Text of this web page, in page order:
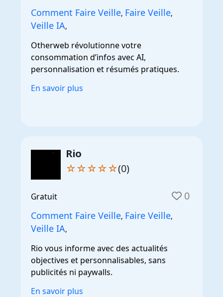
Comment Faire Veille, Faire Veille,
Veille IA,
Otherweb révolutionne votre
consommation d’infos avec AI,
personnalisation et résumés pratiques.
En savoir plus
Rio
☆☆☆☆☆(0)
Gratuit 0
Comment Faire Veille, Faire Veille,
Veille IA,
Rio vous informe avec des actualités
objectives et personnalisables, sans
publicités ni paywalls.
En savoir plus